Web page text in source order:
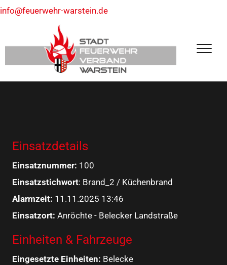
info@feuerwehr-warstein.de
Einsatzdetails
Einsatznummer: 100
Einsatzstichwort: Brand_2 / Küchenbrand
Alarmzeit: 11.11.2025 13:46
Einsatzort: Anröchte - Belecker Landstraße
Einheiten & Fahrzeuge
Eingesetzte Einheiten: Belecke